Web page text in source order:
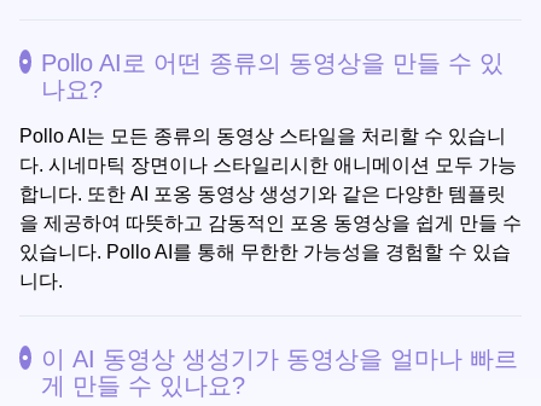
Pollo AI로 어떤 종류의 동영상을 만들 수 있
나요?
Pollo AI는 모든 종류의 동영상 스타일을 처리할 수 있습니
다. 시네마틱 장면이나 스타일리시한 애니메이션 모두 가능
합니다. 또한 AI 포옹 동영상 생성기와 같은 다양한 템플릿
을 제공하여 따뜻하고 감동적인 포옹 동영상을 쉽게 만들 수
있습니다. Pollo AI를 통해 무한한 가능성을 경험할 수 있습
니다.
이 AI 동영상 생성기가 동영상을 얼마나 빠르
게 만들 수 있나요?